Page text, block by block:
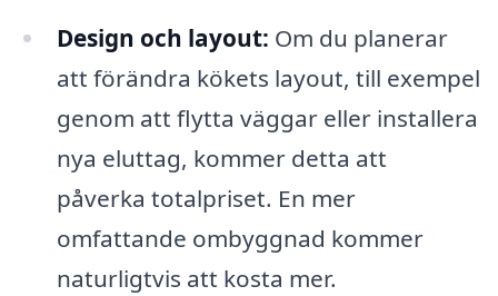
Design och layout: Om du planerar
att förändra kökets layout, till exempel
genom att flytta väggar eller installera
nya eluttag, kommer detta att
påverka totalpriset. En mer
omfattande ombyggnad kommer
naturligtvis att kosta mer.